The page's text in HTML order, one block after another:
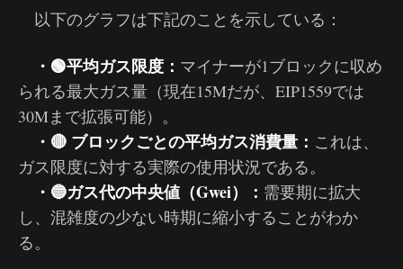
以下のグラフは下記のことを示している：
・🟢平均ガス限度： マイナーが1ブロックに収め
られる最大ガス量（現在15Mだが、EIP1559では
30Mまで拡張可能）。
・🔴 ブロックごとの平均ガス消費量： これは、
ガス限度に対する実際の使用状況である。
・🔵ガス代の中央値（Gwei）： 需要期に拡大
し、混雑度の少ない時期に縮小することがわか
る。